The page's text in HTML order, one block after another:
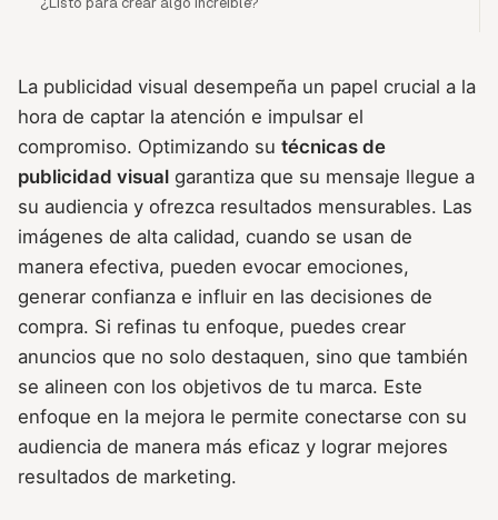
La publicidad visual desempeña un papel crucial a la
hora de captar la atención e impulsar el
compromiso. Optimizando su técnicas de
publicidad visual garantiza que su mensaje llegue a
su audiencia y ofrezca resultados mensurables. Las
imágenes de alta calidad, cuando se usan de
manera efectiva, pueden evocar emociones,
generar confianza e influir en las decisiones de
compra. Si refinas tu enfoque, puedes crear
anuncios que no solo destaquen, sino que también
se alineen con los objetivos de tu marca. Este
enfoque en la mejora le permite conectarse con su
audiencia de manera más eficaz y lograr mejores
resultados de marketing.